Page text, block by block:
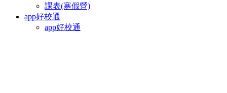
課表(寒假營)
app好校通
app好校通